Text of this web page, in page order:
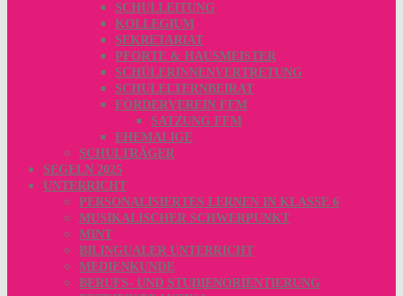
SCHULLEITUNG
KOLLEGIUM
SEKRETARIAT
PFORTE & HAUSMEISTER
SCHÜLERINNENVERTRETUNG
SCHULELTERNBEIRAT
FÖRDERVEREIN FFM
SATZUNG FFM
EHEMALIGE
SCHULTRÄGER
SEGELN 2025
UNTERRICHT
PERSONALISIERTES LERNEN IN KLASSE 6
MUSIKALISCHER SCHWERPUNKT
MINT
BILINGUALER UNTERRICHT
MEDIENKUNDE
BERUFS- UND STUDIENORIENTIERUNG